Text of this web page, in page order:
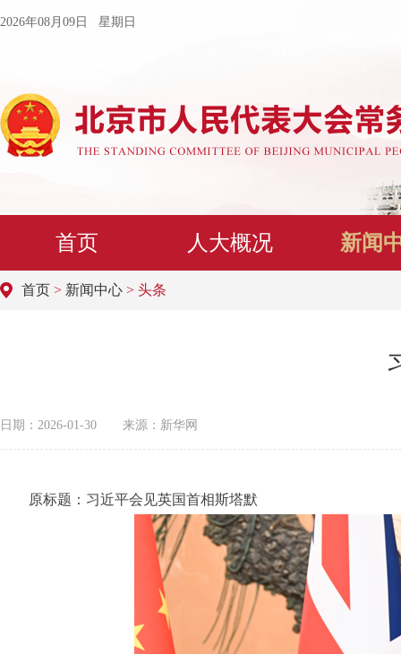
2026年08月09日 星期日
首页 人大概况 新闻
首页 > 新闻中心 > 头条
日期：2026-01-30 来源：新华网
原标题：习近平会见英国首相斯塔默